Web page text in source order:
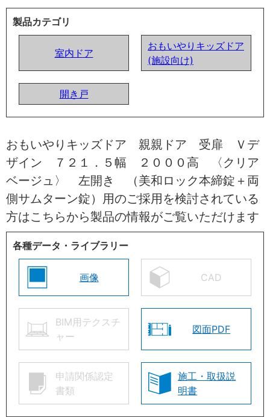
製品カテゴリ
室内ドア
おもいやりキッズドア
(施設向け)
開き戸
おもいやりキッズドア 親親ドア 受扉 Ｖデ
ザイン ７２１．５幅 ２０００高 〈クリア
ベージュ〉 左開き （美和ロック本締錠＋両
側サムターン錠）用のご採用を検討されている
方はこちらから製品の情報がご覧いただけます
各種データ・ライブラリー
画像 CAD
BIM用テクスチ
ャー
図面PDF
申請関係認定
書類
施工・取扱説
明書